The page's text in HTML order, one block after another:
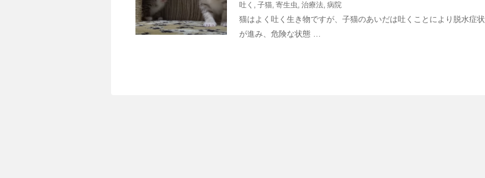
吐く , 子猫, 寄生虫, 治療法, 病院
猫はよく吐く生き物ですが、子猫のあいだは吐くことにより脱水症状
が進み、危険な状態 …